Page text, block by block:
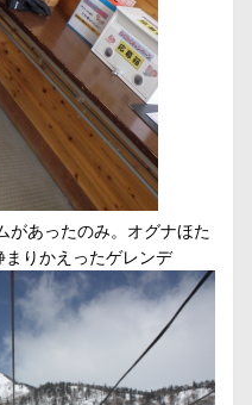
があったのみ。オグナほた
りかえったゲレンデ